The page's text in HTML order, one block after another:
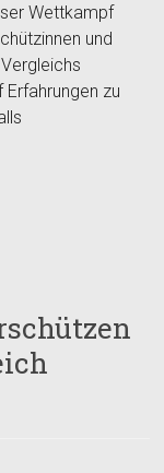
Wettkampf
und
zu